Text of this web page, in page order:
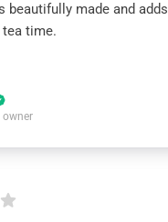
beautifully made and
time.
owner